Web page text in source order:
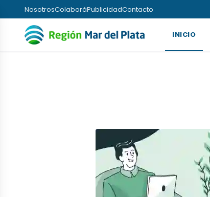
NosotrosColaboráPublicidadContacto
INICIO